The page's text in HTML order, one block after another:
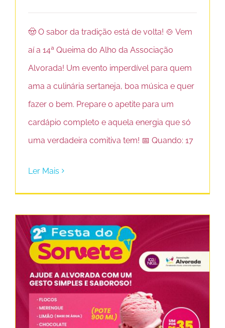
🤠 O sabor da tradição está de volta! 🍲 Vem
aí a 14ª Queima do Alho da Associação
Alvorada! Um evento imperdível para quem
ama a culinária sertaneja, boa música e quer
fazer o bem. Prepare o apetite para um
cardápio completo e aquela energia que só
uma verdadeira comitiva tem! 📅 Quando: 17
Ler Mais